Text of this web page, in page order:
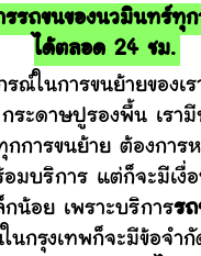
รรถขนของนวมินทร์ทุ
ได้ตลอด 24 ชม.
ารขนย้ายของเรา
กระดาษปูรองพื้น เรา
กการขนย้าย ต้องการ
มบริการ แต่ก็จะมีเงื่อ
น้อย เพราะบริการรถ
นกรุงเทพก็จะมีข้อจำกั